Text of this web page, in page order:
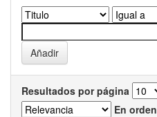
Resultados por página
En orden